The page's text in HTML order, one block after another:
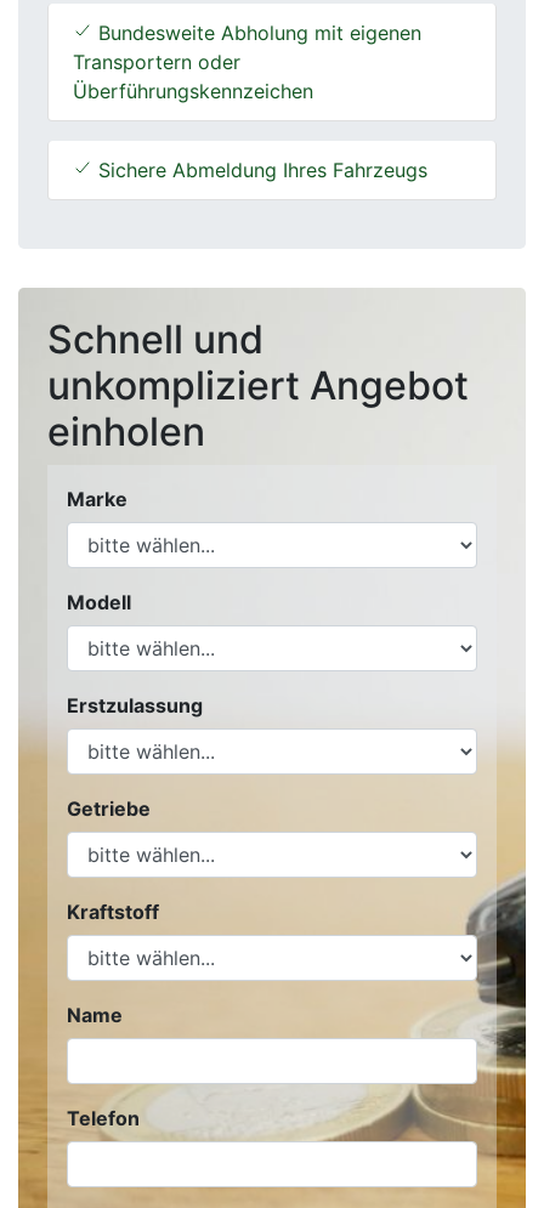
Bundesweite Abholung mit eigenen
Transportern oder
Überführungskennzeichen
Sichere Abmeldung Ihres Fahrzeugs
Schnell und
unkompliziert Angebot
einholen
Marke
Modell
Erstzulassung
Getriebe
Kraftstoff
Name
Telefon